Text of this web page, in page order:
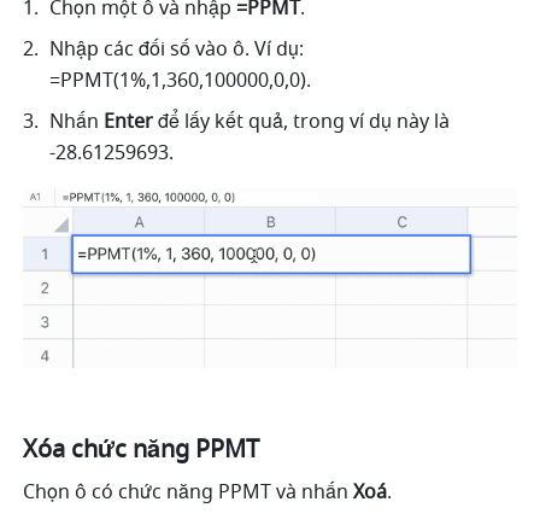
Chọn một ô và nhập =PPMT.
Nhập các đối số vào ô. Ví dụ:
=PPMT(1%,1,360,100000,0,0).
Nhấn Enter để lấy kết quả, trong ví dụ này là
-28.61259693.
Xóa chức năng PPMT
Chọn ô có chức năng PPMT và nhấn Xoá.